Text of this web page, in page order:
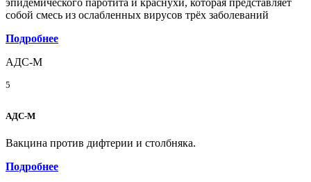
эпидемического паротита и краснухи, которая представляет
собой смесь из ослабленных вирусов трёх заболеваний
Подробнее
АДС-М
5
АДС-М
Вакцина против дифтерии и столбняка.
Подробнее